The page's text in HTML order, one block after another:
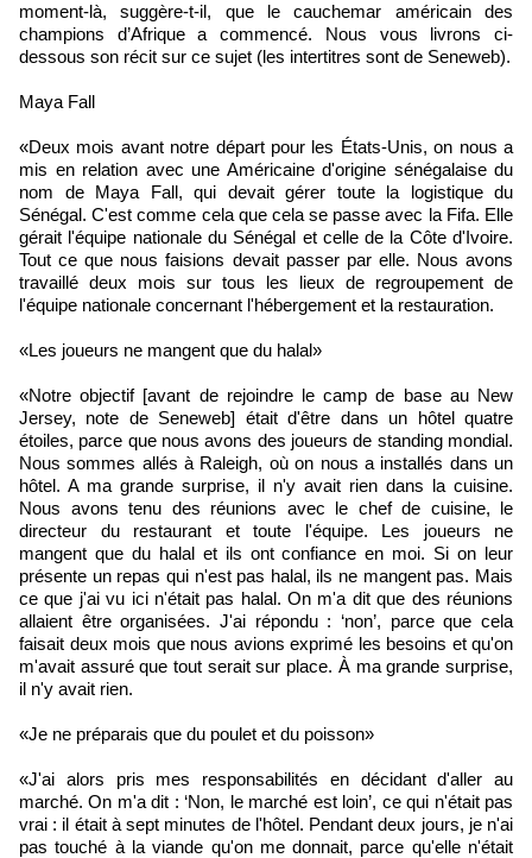
moment-là, suggère-t-il, que le cauchemar américain des
champions d’Afrique a commencé. Nous vous livrons ci-
dessous son récit sur ce sujet (les intertitres sont de Seneweb).
Maya Fall
«Deux mois avant notre départ pour les États-Unis, on nous a
mis en relation avec une Américaine d'origine sénégalaise du
nom de Maya Fall, qui devait gérer toute la logistique du
Sénégal. C'est comme cela que cela se passe avec la Fifa. Elle
gérait l'équipe nationale du Sénégal et celle de la Côte d'Ivoire.
Tout ce que nous faisions devait passer par elle. Nous avons
travaillé deux mois sur tous les lieux de regroupement de
l'équipe nationale concernant l'hébergement et la restauration.
«Les joueurs ne mangent que du halal»
«Notre objectif [avant de rejoindre le camp de base au New
Jersey, note de Seneweb] était d'être dans un hôtel quatre
étoiles, parce que nous avons des joueurs de standing mondial.
Nous sommes allés à Raleigh, où on nous a installés dans un
hôtel. A ma grande surprise, il n'y avait rien dans la cuisine.
Nous avons tenu des réunions avec le chef de cuisine, le
directeur du restaurant et toute l'équipe. Les joueurs ne
mangent que du halal et ils ont confiance en moi. Si on leur
présente un repas qui n'est pas halal, ils ne mangent pas. Mais
ce que j'ai vu ici n'était pas halal. On m'a dit que des réunions
allaient être organisées. J'ai répondu : ‘non’, parce que cela
faisait deux mois que nous avions exprimé les besoins et qu'on
m'avait assuré que tout serait sur place. À ma grande surprise,
il n'y avait rien.
«Je ne préparais que du poulet et du poisson»
«J'ai alors pris mes responsabilités en décidant d'aller au
marché. On m'a dit : ‘Non, le marché est loin’, ce qui n'était pas
vrai : il était à sept minutes de l'hôtel. Pendant deux jours, je n'ai
pas touché à la viande qu'on me donnait, parce qu'elle n'était